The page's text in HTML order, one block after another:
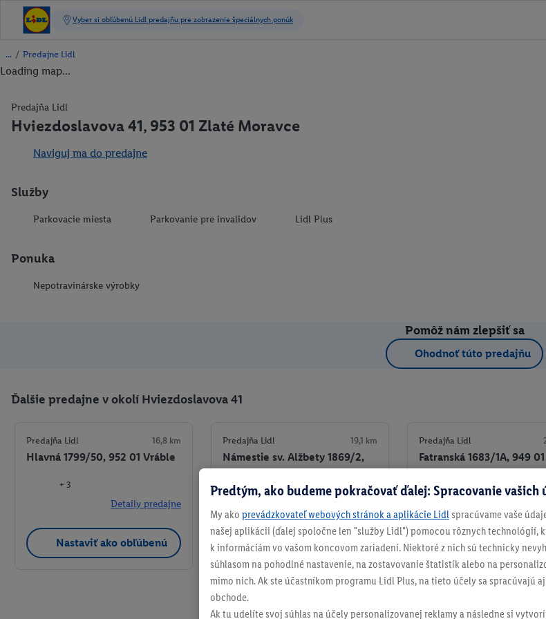
/ Predajne Lidl
Loading map...
Predajňa Lidl
Hviezdoslavova 41, 953 01 Zlaté Moravce
Naviguj ma do predajne
Služby
Parkovacie miesta Parkovanie pre invalidov Lidl Plus
Ponuka
Nepotravinárske výrobky
Pomôž nám zlepšiť sa
Ohodnoť túto predajňu
Ďalšie predajne v okolí Hviezdoslavova 41
Predajňa Lidl 16,8 km
Hlavná 1799/50, 952 01 Vráble
+ 3
Detaily predajne
Nastaviť ako obľúbenú
Predajňa Lidl 19,1 km
Námestie sv. Alžbety 1869/2,
Nastaviť ako obľúbenú
Predajňa Lidl
Fatranská 1683/1A, 949
Nastaviť ako
Predtým, ako budeme pokračovať ďalej: Spracovanie vašich
My ako prevádzkovateľ webových stránok a aplikácie Lidl spracúvame vaše
našej aplikácii (ďalej spoločne len "služby Lidl") pomocou rôznych technológií,
k informáciám vo vašom koncovom zariadení. Niektoré z nich sú technicky
súhlasom na pohodlné nastavenie, na zostavovanie štatistík alebo na
mimo nich. Ak ste účastníkom programu Lidl Plus, na tieto účely sa spracúvajú
obchode.
Ak tu udelíte svoj súhlas na účely personalizovanej reklamy a následne si